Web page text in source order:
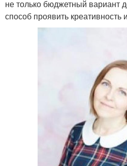
не только бюджетный вариант
способ проявить креативность